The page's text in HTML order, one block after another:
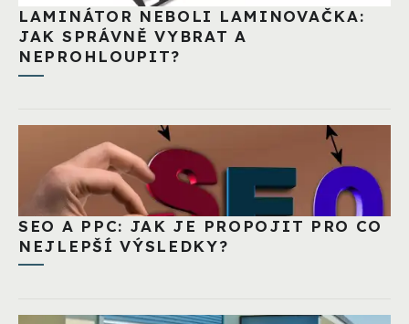
LAMINÁTOR NEBOLI LAMINOVAČKA:
JAK SPRÁVNĚ VYBRAT A
NEPROHLOUPIT?
SEO A PPC: JAK JE PROPOJIT PRO CO
NEJLEPŠÍ VÝSLEDKY?